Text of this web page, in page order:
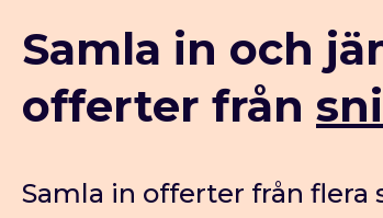
Samla in och
offerter från
Samla in offerter från flera